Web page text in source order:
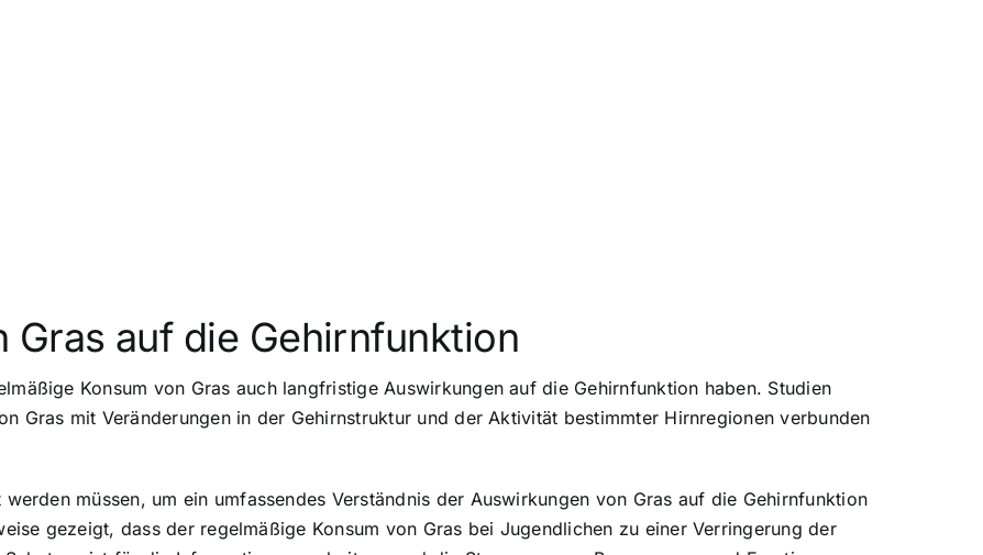
Gras auf die Gehirnfunktion
Konsum von Gras auch langfristige Auswirkungen auf die Gehirnfunktion haben. Studien
Gras mit Veränderungen in der Gehirnstruktur und der Aktivität bestimmter Hirnregionen verbunden
müssen, um ein umfassendes Verständnis der Auswirkungen von Gras auf die Gehirnfunktion
gezeigt, dass der regelmäßige Konsum von Gras bei Jugendlichen zu einer Verringerung der